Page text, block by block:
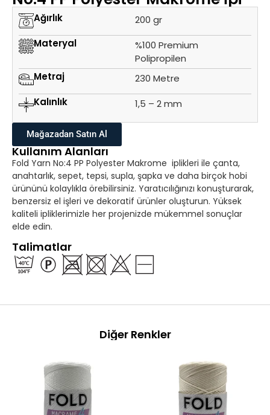
Ağırlık
200 gr
Materyal
%100 Premium
Polipropilen
Metraj
230 Metre
Kalınlık
1,5 – 2 mm
Mağazadan Satın Al
Kullanım Alanları
Fold Yarn No:4 PP Polyester Makrome iplikleri ile çanta,
anahtarlık, sepet, tepsi, supla, şapka ve daha birçok hobi
ürününü kolaylıkla örebilirsiniz. Yaratıcılığınızı konuşturarak,
benzersiz el işleri ve dekoratif ürünler oluşturun. Yüksek
kaliteli ipliklerimizle her projenizde mükemmel sonuçlar
elde edin.
Talimatlar
Diğer Renkler